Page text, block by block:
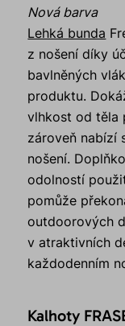
Nová barva
Lehká bunda
z nošení díky
bavlněných
produktu.
vlhkost od těla
zároveň nabízí
nošení.
odolností
pomůže
outdoorových
v atraktivních
každodenním
Kalhoty